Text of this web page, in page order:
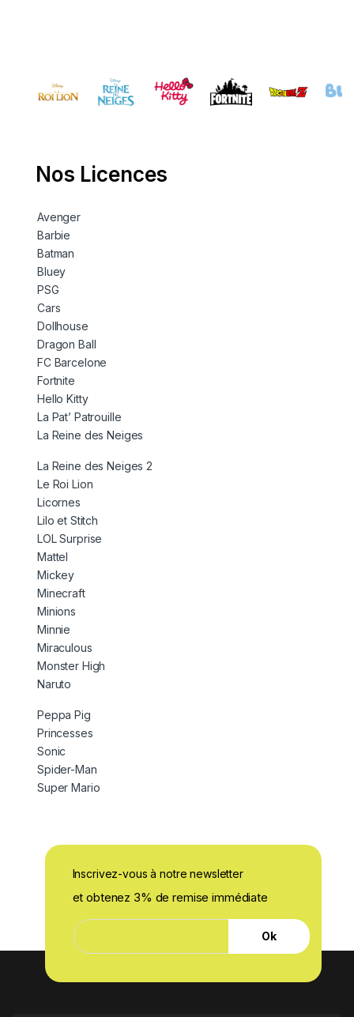
Nos Licences
Avenger
Barbie
Batman
Bluey
PSG
Cars
Dollhouse
Dragon Ball
FC Barcelone
Fortnite
Hello Kitty
La Pat’ Patrouille
La Reine des Neiges
La Reine des Neiges 2
Le Roi Lion
Licornes
Lilo et Stitch
LOL Surprise
Mattel
Mickey
Minecraft
Minions
Minnie
Miraculous
Monster High
Naruto
Peppa Pig
Princesses
Sonic
Spider-Man
Super Mario
Inscrivez-vous à notre newsletter
et obtenez 3% de remise immédiate
-
m
l
E
-
m
i
Ok